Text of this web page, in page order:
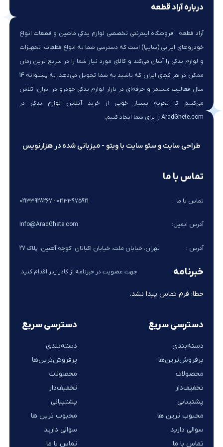
درباره آراد قطعه
آراد قطعه ، فروشگاه اینترنتی تخصصی لوازم یدکی ماشین و قطعات انواع
خودروهای ایرانی (سایپا) است که دسترسی شما به انواع قطعات، تجهیزات
و لوازم یدکی را آسان می‌کند و کالای مورد نیاز شما را در سریع ترین زمان
ممکن در هر کجای ایران که باشید به شما تحویل می‌دهد. به پشتوانه 14
سال فعالیت مستمر و حرفه‌ای در بازار لوازم یدکی خودرو در ایران، تلاش
می‌کنیم تا تجربه بسیار خوبی از خرید آنلاین لوازم یدکی در
AradGhete.com را برای شما ایجاد کنیم.
دسترسی سریع
دسته‌بندی
پرفروش‌ترین‌ها
محصولات
تخفیف‌دار
پشتیبانی
محبوب ترین ها
سوالی دارید
تماس با ما
تماس با ما
تماس با ما : 02133975921 - 02133928267
آدرس ایمیل: Info@AradGhete.com
آدرس : تهران، خیابان ملت، خیابان اکباتان، کوچه آهنین، پلاک 27
خبرنامه جهت عضویت در خبرنامه از کادر زیر اقدام کنید.
خطا: فرم تماس پیدا نشد.
دسترسی سریع
دسته‌بندی
پرفروش‌ترین‌ها
محصولات
تخفیف‌دار
پشتیبانی
محبوب ترین ها
سوالی دارید
تماس با ما
طراحی سایت و سئو سایت با وبتو - میزبانی شده در هزارنویس